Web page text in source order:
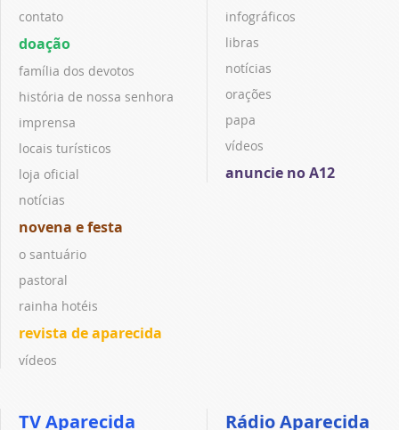
contato
doação
família dos devotos
história de nossa senhora
imprensa
locais turísticos
loja oficial
notícias
novena e festa
o santuário
pastoral
rainha hotéis
revista de aparecida
vídeos
infográficos
libras
notícias
orações
papa
vídeos
anuncie no A12
TV Aparecida Rádio Aparecida